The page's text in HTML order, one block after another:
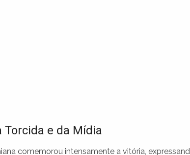
Torcida e da Mídia
comemorou intensamente a vitória,